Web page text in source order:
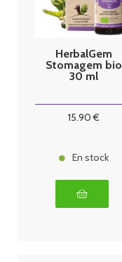
HerbalGem
Stomagem bio
30 ml
15.90 €
En stock